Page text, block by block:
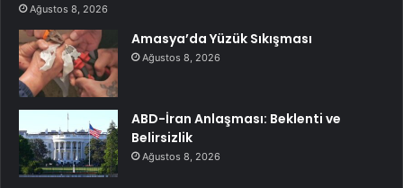
Ağustos 8, 2026
Amasya’da Yüzük Sıkışması
Ağustos 8, 2026
ABD-İran Anlaşması: Beklenti ve
Belirsizlik
Ağustos 8, 2026